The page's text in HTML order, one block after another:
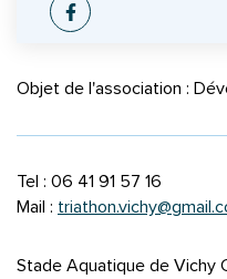
Facebook
Objet de l'association :
Tel : 06 41 91 57 16
Mail :
Stade Aquatique de Vichy